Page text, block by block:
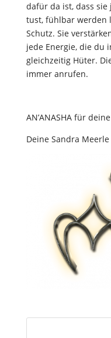
dafür da ist, dass sie
tust, fühlbar werden
Schutz. Sie
jede Energie, die du
gleichzeitig Hüter.
immer anrufen.
AN’ANASHA für
Deine Sandra Meerle